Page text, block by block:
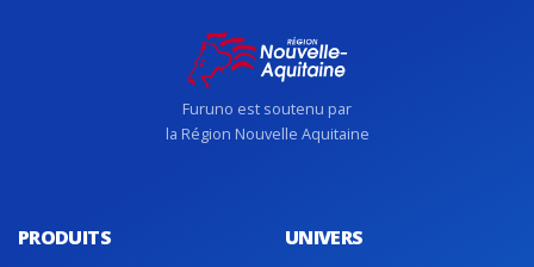
Furuno est soutenu par
la Région Nouvelle Aquitaine
PRODUITS UNIVERS